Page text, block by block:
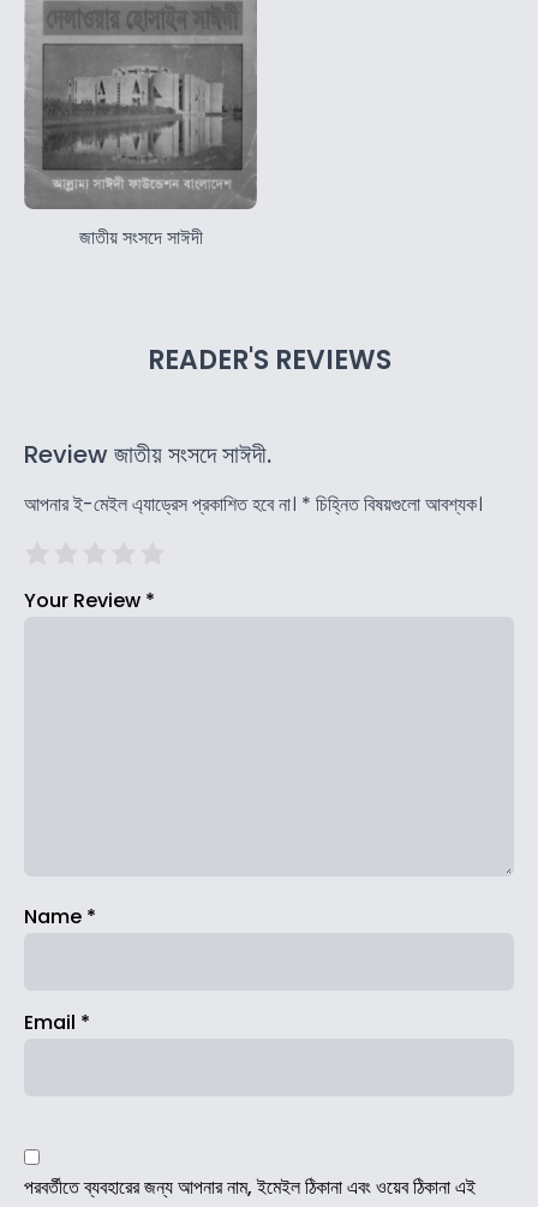
জাতীয় সংসদে সাঈদী
READER'S REVIEWS
Review জাতীয় সংসদে সাঈদী.
আপনার ই-মেইল এ্যাড্রেস প্রকাশিত হবে না। * চিহ্নিত বিষয়গুলো আবশ্যক।
Your Review *
Name *
Email *
পরবর্তীতে ব্যবহারের জন্য আপনার নাম, ইমেইল ঠিকানা এবং ওয়েব ঠিকানা এই